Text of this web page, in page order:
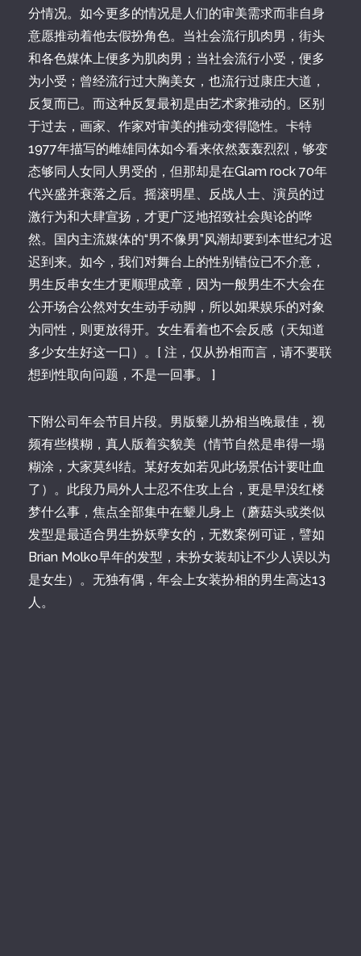
分情况。如今更多的情况是人们的审美需求而非自身
意愿推动着他去假扮角色。当社会流行肌肉男，街头
和各色媒体上便多为肌肉男；当社会流行小受，便多
为小受；曾经流行过大胸美女，也流行过康庄大道，
反复而已。而这种反复最初是由艺术家推动的。区别
于过去，画家、作家对审美的推动变得隐性。卡特
1977年描写的雌雄同体如今看来依然轰轰烈烈，够变
态够同人女同人男受的，但那却是在Glam rock 70年
代兴盛并衰落之后。摇滚明星、反战人士、演员的过
激行为和大肆宣扬，才更广泛地招致社会舆论的哗
然。国内主流媒体的“男不像男”风潮却要到本世纪才迟
迟到来。如今，我们对舞台上的性别错位已不介意，
男生反串女生才更顺理成章，因为一般男生不大会在
公开场合公然对女生动手动脚，所以如果娱乐的对象
为同性，则更放得开。女生看着也不会反感（天知道
多少女生好这一口）。[ 注，仅从扮相而言，请不要联
想到性取向问题，不是一回事。 ]
下附公司年会节目片段。男版颦儿扮相当晚最佳，视
频有些模糊，真人版着实貌美（情节自然是串得一塌
糊涂，大家莫纠结。某好友如若见此场景估计要吐血
了）。此段乃局外人士忍不住攻上台，更是早没红楼
梦什么事，焦点全部集中在颦儿身上（蘑菇头或类似
发型是最适合男生扮妖孽女的，无数案例可证，譬如
Brian Molko早年的发型，未扮女装却让不少人误以为
是女生）。无独有偶，年会上女装扮相的男生高达13
人。